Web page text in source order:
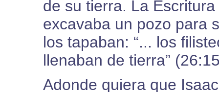
de su tierra. La
excavaba un pozo para
los tapaban: “... los
llenaban de tierra”
Adonde quiera que